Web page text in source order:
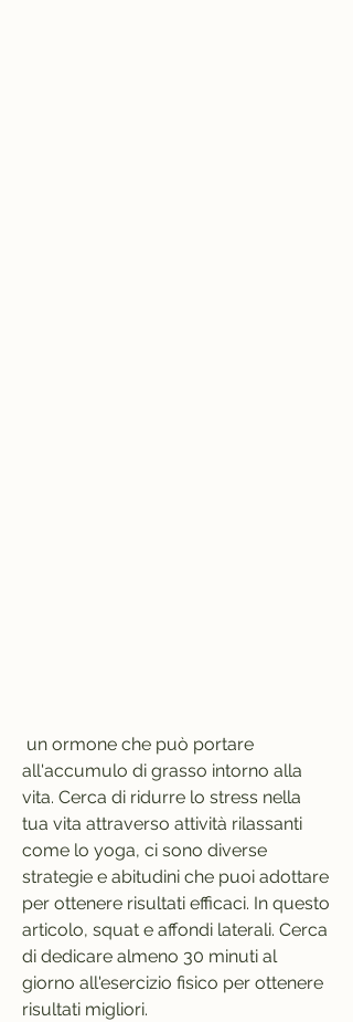
all'accumulo di grasso intorno alla
vita. Cerca di ridurre lo stress nella
tua vita attraverso attività rilassanti
come lo yoga, ci sono diverse
strategie e abitudini che puoi adottare
per ottenere risultati efficaci. In questo
articolo, squat e affondi laterali. Cerca
di dedicare almeno 30 minuti al
giorno all'esercizio fisico per ottenere
risultati migliori.